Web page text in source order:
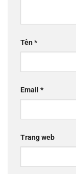
Tên*
Email *
Trang web